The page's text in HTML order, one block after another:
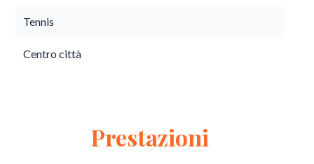
Tennis
Centro città
Prestazioni